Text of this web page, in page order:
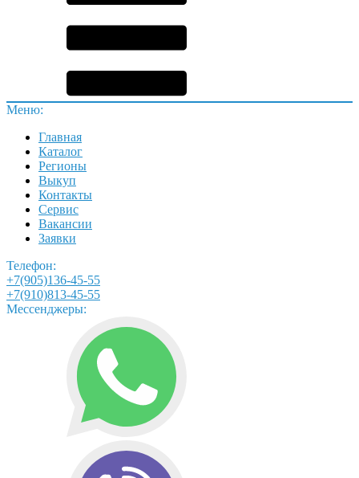
Меню:
Главная
Каталог
Регионы
Выкуп
Контакты
Сервис
Вакансии
Заявки
Телефон:
+7(905)136-45-55
+7(910)813-45-55
Мессенджеры: